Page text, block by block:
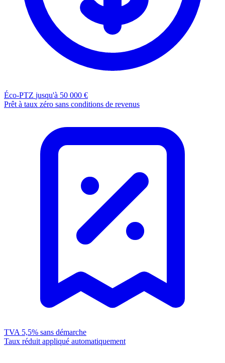
Éco-PTZ jusqu'à 50 000 €
Prêt à taux zéro sans conditions de revenus
TVA 5,5% sans démarche
Taux réduit appliqué automatiquement